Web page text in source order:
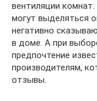
вентиляции
могут выделяться
негативно
в доме. А при
предпочтение
производителям,
отзывы.